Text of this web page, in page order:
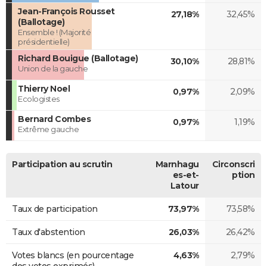
Jean-François Rousset
(Ballotage)
Ensemble ! (Majorité
présidentielle)
27,18% 32,45%
Richard Bouigue (Ballotage)
Union de la gauche
30,10% 28,81%
Thierry Noel
Ecologistes
0,97% 2,09%
Bernard Combes
Extrême gauche
0,97% 1,19%
Participation au scrutin
Marnhagu
es-et-
Latour
Circonscri
ption
Taux de participation 73,97% 73,58%
Taux d'abstention 26,03% 26,42%
Votes blancs (en pourcentage
4,63% 2,79%